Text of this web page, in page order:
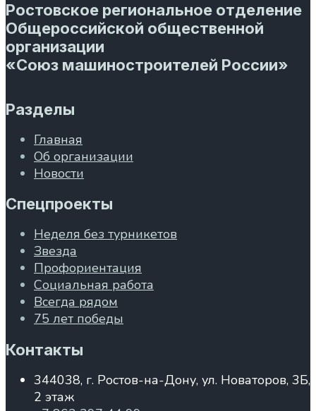
Ростовское региональное отделение
Общероссийской общественной
организации
«Союз машиностроителей России»
Разделы
Главная
Об организации
Новости
Спецпроекты
Неделя без турникетов
Звезда
Профориентация
Социальная работа
Всегда рядом
75 лет победы
Контакты
344038, г. Ростов-на-Дону, ул. Новаторов, 3Б,
2 этаж